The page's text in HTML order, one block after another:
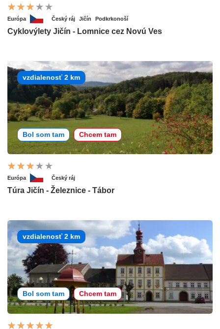
Európa Český ráj Jičín Podkrkonoší
Cyklovýlety Jičín - Lomnice cez Novú Ves
vzdialenosť 2 km
Bol som tam Chcem tam
Európa Český ráj
Túra Jičín - Železnice - Tábor
vzdialenosť 2 km
Bol som tam Chcem tam